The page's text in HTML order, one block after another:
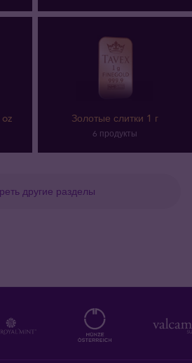
другие разделы
Золотые слитки 1 г
6 продукты